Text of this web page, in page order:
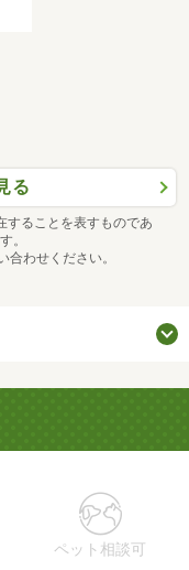
る
することを表すものであ
。
わせください。
ペット相談可